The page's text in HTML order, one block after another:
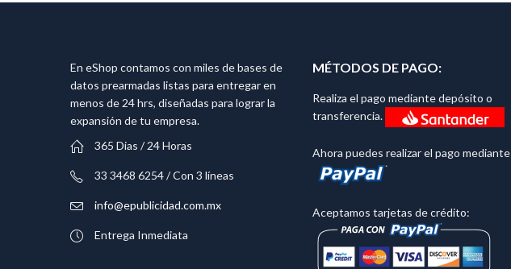
En eShop contamos con miles de bases de
datos prearmadas listas para entregar en
menos de 24 hrs, diseñadas para lograr la
expansión de tu empresa.
365 Dias / 24 Horas
33 3468 6254 / Con 3 líneas
info@epublicidad.com.mx
Entrega Inmediata
MÉTODOS DE PAGO:
Realiza el pago mediante depósito o
transferencia.
Ahora puedes realizar el pago mediante
Aceptamos tarjetas de crédito: